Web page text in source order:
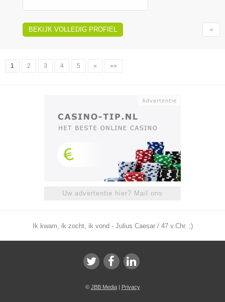
BEKIJK VOLLEDIG PROFIEL
1 2 3 4 5 » »»
Uw advertentie hier? Mail ons
Ik kwam, ik zocht, ik vond - Julius Caesar / 47 v.Chr. ;)
© JBB Media| Privacy